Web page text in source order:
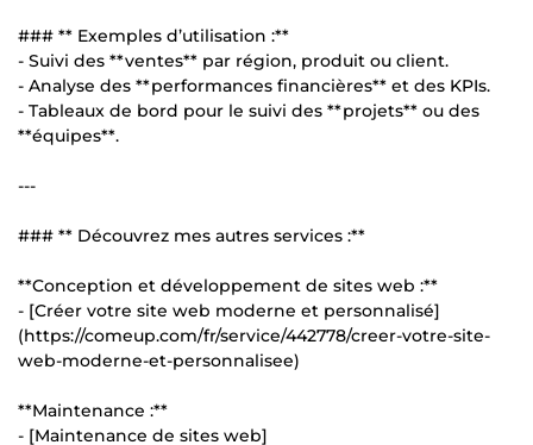
### ** Exemples d’utilisation :**
- Suivi des **ventes** par région, produit ou client.
- Analyse des **performances financières** et des KPIs.
- Tableaux de bord pour le suivi des **projets** ou des
**équipes**.
---
### ** Découvrez mes autres services :**
**Conception et développement de sites web :**
- [Créer votre site web moderne et personnalisé]
(https://comeup.com/fr/service/442778/creer-votre-site-
web-moderne-et-personnalisee)
**Maintenance :**
- [Maintenance de sites web]